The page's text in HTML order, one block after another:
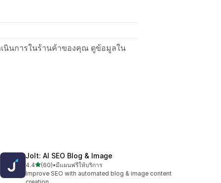
นินการในร้านค้าของคุณ ดูข้อมูลใน
Jolt: AI SEO Blog & Image
4.4เต็ม 5 ดาว
(60)
ทั้งหมด 60 รีวิว
•มีแผนฟรีให้บริการ
Improve SEO with automated blog & image content